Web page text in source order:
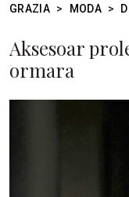
GRAZIA > MODA >
Aksesoar
ormara